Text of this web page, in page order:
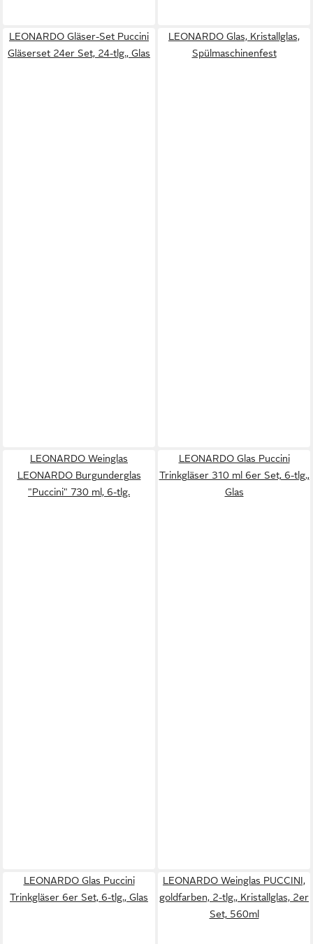
LEONARDO Gläser-Set Puccini
Gläserset 24er Set, 24-tlg., Glas
LEONARDO Glas, Kristallglas,
Spülmaschinenfest
LEONARDO Weinglas
LEONARDO Burgunderglas
"Puccini" 730 ml, 6-tlg.
LEONARDO Glas Puccini
Trinkgläser 310 ml 6er Set, 6-tlg.,
Glas
LEONARDO Glas Puccini
Trinkgläser 6er Set, 6-tlg., Glas
LEONARDO Weinglas PUCCINI,
goldfarben, 2-tlg., Kristallglas, 2er
Set, 560ml